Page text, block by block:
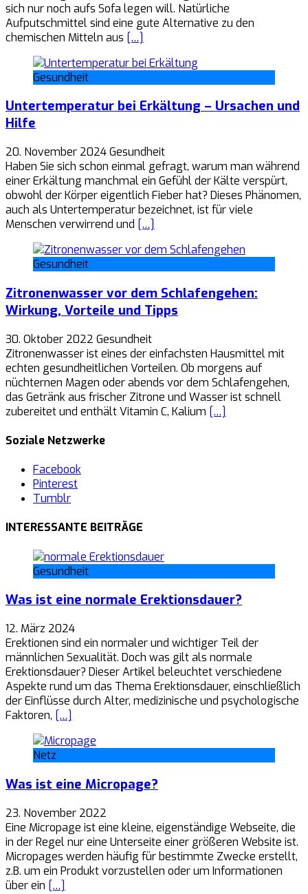
sich nur noch aufs Sofa legen will. Natürliche
Aufputschmittel sind eine gute Alternative zu den
chemischen Mitteln aus […]
Gesundheit
Untertemperatur bei Erkältung – Ursachen und
Hilfe
20. November 2024Gesundheit
Haben Sie sich schon einmal gefragt, warum man während
einer Erkältung manchmal ein Gefühl der Kälte verspürt,
obwohl der Körper eigentlich Fieber hat? Dieses Phänomen,
auch als Untertemperatur bezeichnet, ist für viele
Menschen verwirrend und […]
Gesundheit
Zitronenwasser vor dem Schlafengehen:
Wirkung, Vorteile und Tipps
30. Oktober 2022 Gesundheit
Zitronenwasser ist eines der einfachsten Hausmittel mit
echten gesundheitlichen Vorteilen. Ob morgens auf
nüchternen Magen oder abends vor dem Schlafengehen,
das Getränk aus frischer Zitrone und Wasser ist schnell
zubereitet und enthält Vitamin C, Kalium […]
Soziale Netzwerke
Facebook
Pinterest
Tumblr
INTERESSANTE BEITRÄGE
Gesundheit
Was ist eine normale Erektionsdauer?
12. März 2024
Erektionen sind ein normaler und wichtiger Teil der
männlichen Sexualität. Doch was gilt als normale
Erektionsdauer? Dieser Artikel beleuchtet verschiedene
Aspekte rund um das Thema Erektionsdauer, einschließlich
der Einflüsse durch Alter, medizinische und psychologische
Faktoren, […]
Netz
Was ist eine Micropage?
23. November 2022
Eine Micropage ist eine kleine, eigenständige Webseite, die
in der Regel nur eine Unterseite einer größeren Website ist.
Micropages werden häufig für bestimmte Zwecke erstellt,
z.B. um ein Produkt vorzustellen oder um Informationen
über ein […]